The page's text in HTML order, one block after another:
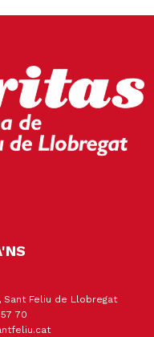
Feliu de Llobregat
70